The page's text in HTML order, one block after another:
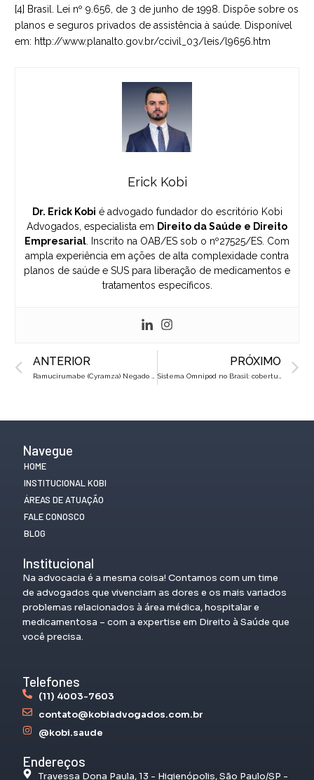
[4] Brasil. Lei nº 9.656, de 3 de junho de 1998. Dispõe sobre os
planos e seguros privados de assistência à saúde. Disponível
em: http://www.planalto.gov.br/ccivil_03/leis/l9656.htm
Erick Kobi
Dr. Erick Kobi é advogado fundador do escritório Kobi
Advogados, especialista em Direito da Saúde e Direito
Empresarial . Inscrito na OAB/ES sob o nº27525/ES. Com
ampla experiência em ações de alta complexidade contra
planos de saúde e SUS para liberação de medicamentos e
tratamentos específicos.
Prev
ANTERIOR
Ramucirumabe (Cyramza) Negado Pelo Plano de Saúde? Saiba Como Reverter na Justiça
PRÓXIMO
Sistema Omnipod no Brasil: cobertura obrigatória pelo convênio
Navegue
HOME
INSTITUCIONAL KOBI
ÁREAS DE ATUAÇÃO
FALE CONOSCO
BLOG
Institucional
Na advocacia é a mesma coisa! Contamos com um time
de advogados que vivenciam as dores e os mais variados
problemas relacionados à área médica, hospitalar e
medicamentosa – com a expertise em Direito à Saúde que
você precisa.
Telefones
(11) 4003-7603
contato@kobiadvogados.com.br
@kobi.saude
Endereços
Travessa Dona Paula, 13 - Higienópolis, São Paulo/SP -